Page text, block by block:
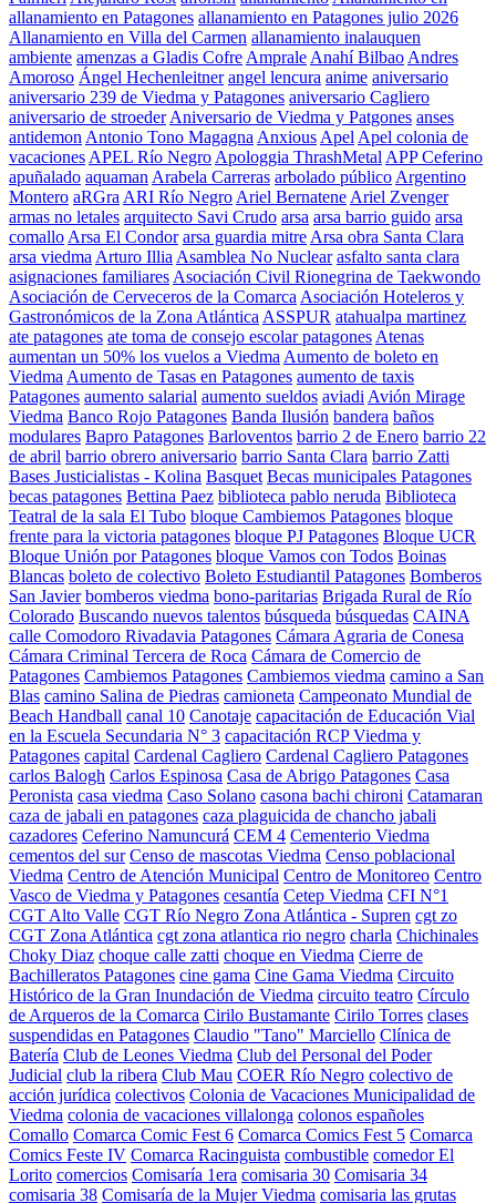
allanamiento en Patagones allanamiento en Patagones julio 2026
Allanamiento en Villa del Carmen allanamiento inalauquen
ambiente amenzas a Gladis Cofre Amprale Anahí Bilbao Andres
Amoroso Ángel Hechenleitner angel lencura anime aniversario
aniversario 239 de Viedma y Patagones aniversario Cagliero
aniversario de stroeder Aniversario de Viedma y Patgones anses
antidemon Antonio Tono Magagna Anxious Apel Apel colonia de
vacaciones APEL Río Negro Apologgia ThrashMetal APP Ceferino
apuñalado aquaman Arabela Carreras arbolado público Argentino
Montero aRGra ARI Río Negro Ariel Bernatene Ariel Zvenger
armas no letales arquitecto Savi Crudo arsa arsa barrio guido arsa
comallo Arsa El Condor arsa guardia mitre Arsa obra Santa Clara
arsa viedma Arturo Illia Asamblea No Nuclear asfalto santa clara
asignaciones familiares Asociación Civil Rionegrina de Taekwondo
Asociación de Cerveceros de la Comarca Asociación Hoteleros y
Gastronómicos de la Zona Atlántica ASSPUR atahualpa martinez
ate patagones ate toma de consejo escolar patagones Atenas
aumentan un 50% los vuelos a Viedma Aumento de boleto en
Viedma Aumento de Tasas en Patagones aumento de taxis
Patagones aumento salarial aumento sueldos aviadi Avión Mirage
Viedma Banco Rojo Patagones Banda Ilusión bandera baños
modulares Bapro Patagones Barloventos barrio 2 de Enero barrio 22
de abril barrio obrero aniversario barrio Santa Clara barrio Zatti
Bases Justicialistas - Kolina Basquet Becas municipales Patagones
becas patagones Bettina Paez biblioteca pablo neruda Biblioteca
Teatral de la sala El Tubo bloque Cambiemos Patagones bloque
frente para la victoria patagones bloque PJ Patagones Bloque UCR
Bloque Unión por Patagones bloque Vamos con Todos Boinas
Blancas boleto de colectivo Boleto Estudiantil Patagones Bomberos
San Javier bomberos viedma bono-paritarias Brigada Rural de Río
Colorado Buscando nuevos talentos búsqueda búsquedas CAINA
calle Comodoro Rivadavia Patagones Cámara Agraria de Conesa
Cámara Criminal Tercera de Roca Cámara de Comercio de
Patagones Cambiemos Patagones Cambiemos viedma camino a San
Blas camino Salina de Piedras camioneta Campeonato Mundial de
Beach Handball canal 10 Canotaje capacitación de Educación Vial
en la Escuela Secundaria N° 3 capacitación RCP Viedma y
Patagones capital Cardenal Cagliero Cardenal Cagliero Patagones
carlos Balogh Carlos Espinosa Casa de Abrigo Patagones Casa
Peronista casa viedma Caso Solano casona bachi chironi Catamaran
caza de jabali en patagones caza plaguicida de chancho jabali
cazadores Ceferino Namuncurá CEM 4 Cementerio Viedma
cementos del sur Censo de mascotas Viedma Censo poblacional
Viedma Centro de Atención Municipal Centro de Monitoreo Centro
Vasco de Viedma y Patagones cesantía Cetep Viedma CFI N°1
CGT Alto Valle CGT Río Negro Zona Atlántica - Supren cgt zo
CGT Zona Atlántica cgt zona atlantica rio negro charla Chichinales
Choky Diaz choque calle zatti choque en Viedma Cierre de
Bachilleratos Patagones cine gama Cine Gama Viedma Circuito
Histórico de la Gran Inundación de Viedma circuito teatro Círculo
de Arqueros de la Comarca Cirilo Bustamante Cirilo Torres clases
suspendidas en Patagones Claudio "Tano" Marciello Clínica de
Batería Club de Leones Viedma Club del Personal del Poder
Judicial club la ribera Club Mau COER Río Negro colectivo de
acción jurídica colectivos Colonia de Vacaciones Municipalidad de
Viedma colonia de vacaciones villalonga colonos españoles
Comallo Comarca Comic Fest 6 Comarca Comics Fest 5 Comarca
Comics Feste IV Comarca Racinguista combustible comedor El
Lorito comercios Comisaría 1era comisaria 30 Comisaria 34
comisaria 38 Comisaría de la Mujer Viedma comisaria las grutas